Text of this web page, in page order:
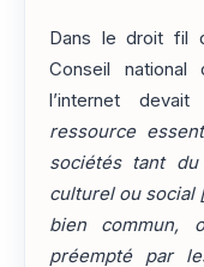
Dans le droit fil
Conseil
l’internet
ressource
sociétés tant
culturel ou social
bien commun,
préempté par